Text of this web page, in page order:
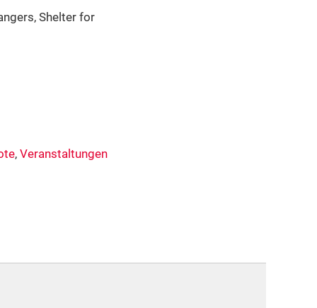
Shelter for
, Veranstaltungen